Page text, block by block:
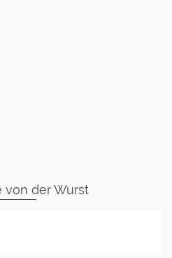
von der Wurst